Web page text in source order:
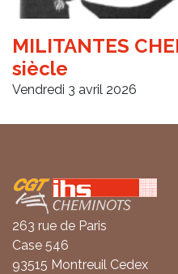
MILITANTES
siècle
Vendredi 3 avril 2026
Coordonnées
263 rue de Paris
Case 546
93515 Montreuil Cedex